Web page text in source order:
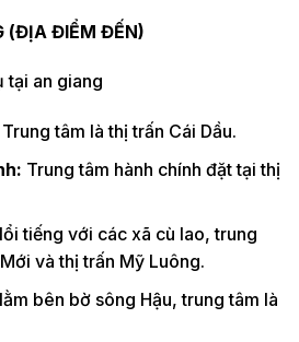
(ĐỊA ĐIỂM ĐẾN)
tại an giang
Trung tâm là thị trấn Cái Dầu.
Trung tâm hành chính đặt tại thị
tiếng với các xã cù lao, trung
và thị trấn Mỹ Luông.
bên bờ sông Hậu, trung tâm là